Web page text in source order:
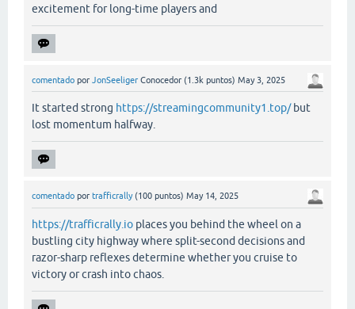
excitement for long-time players and
comentado por JonSeeliger Conocedor (1.3k puntos) May 3, 2025
It started strong https://streamingcommunity1.top/but
lost momentum halfway.
comentado por trafficrally (100 puntos) May 14, 2025
https://trafficrally.io places you behind the wheel on a
bustling city highway where split-second decisions and
razor-sharp reflexes determine whether you cruise to
victory or crash into chaos.